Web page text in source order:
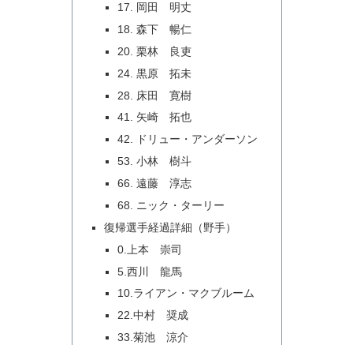
17. 岡田 明丈
18. 森下 暢仁
20. 栗林 良吏
24. 黒原 拓未
28. 床田 寛樹
41. 矢崎 拓也
42. ドリュー・アンダーソン
53. 小林 樹斗
66. 遠藤 淳志
68. ニック・ターリー
復帰選手経過詳細（野手）
0.上本 崇司
5.西川 龍馬
10.ライアン・マクブルーム
22.中村 奨成
33.菊池 涼介